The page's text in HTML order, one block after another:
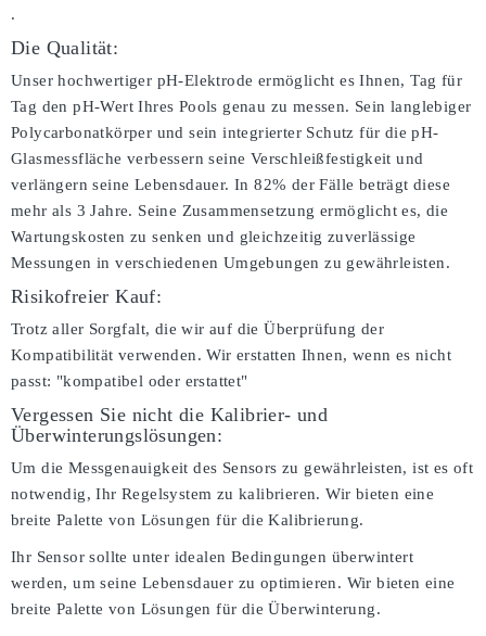
.
Die Qualität:
Unser hochwertiger pH-Elektrode ermöglicht es Ihnen, Tag für
Tag den pH-Wert Ihres Pools genau zu messen. Sein langlebiger
Polycarbonatkörper und sein integrierter Schutz für die pH-
Glasmessfläche verbessern seine Verschleißfestigkeit und
verlängern seine Lebensdauer. In 82% der Fälle beträgt diese
mehr als 3 Jahre. Seine Zusammensetzung ermöglicht es, die
Wartungskosten zu senken und gleichzeitig zuverlässige
Messungen in verschiedenen Umgebungen zu gewährleisten.
Risikofreier Kauf:
Trotz aller Sorgfalt, die wir auf die Überprüfung der
Kompatibilität verwenden. Wir erstatten Ihnen, wenn es nicht
passt: "kompatibel oder erstattet"
Vergessen Sie nicht die Kalibrier- und
Überwinterungslösungen:
Um die Messgenauigkeit des Sensors zu gewährleisten, ist es oft
notwendig, Ihr Regelsystem zu kalibrieren. Wir bieten eine
breite Palette von Lösungen für die Kalibrierung.
Ihr Sensor sollte unter idealen Bedingungen überwintert
werden, um seine Lebensdauer zu optimieren. Wir bieten eine
breite Palette von Lösungen für die Überwinterung.